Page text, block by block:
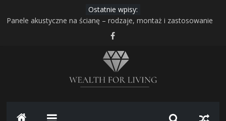
to
Ostatnie wpisy:
The Million Dollar Homepage – historia projektu, który zarobił
milion dolarów – twórca Alex Tew
Panele akustyczne na ścianę – rodzaje, montaż i zastosowanie
Transport i przechowywanie zboża – jak bezpiecznie
zorganizować pracę gospodarstwa?
Gudhjem na Bornholmie – najbardziej malownicze miasteczko
Wealth